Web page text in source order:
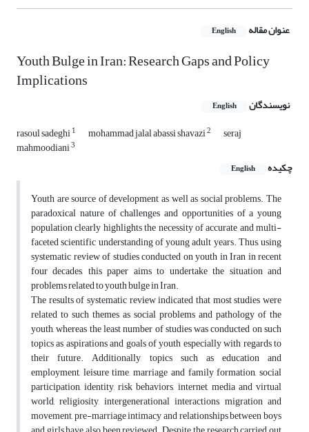
عنوان مقاله English
Youth Bulge in Iran: Research Gaps and Policy
Implications
نویسندگان English
rasoul sadeghi1 mohammad jalal abassi shavazi2 seraj
mahmoodiani3
چکیده English
Youth are source of development as well as social problems. The
paradoxical nature of challenges and opportunities of a young
population clearly highlights the necessity of accurate and multi-
faceted scientific understanding of young adult years. Thus, using
systematic review of studies conducted on youth in Iran in recent
four decades, this paper aims to undertake the situation and
problems related to youth bulge in Iran.
The results of systematic review indicated that most studies were
related to such themes as social problems and pathology of the
youth, whereas the least number of studies was conducted on such
topics as aspirations and goals of youth especially with regards to
their future. Additionally, topics such as education and
employment, leisure time, marriage and family formation, social
participation, identity, risk behaviors, internet, media and virtual
world, religiosity, intergenerational interactions, migration and
movement, pre-marriage intimacy and relationships between boys